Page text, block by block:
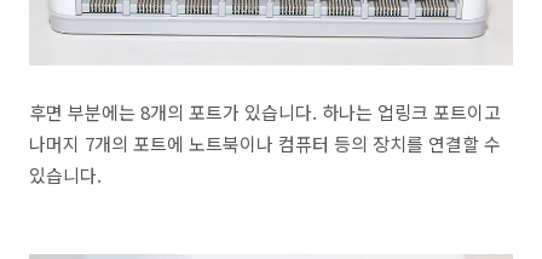
후면 부분에는 8개의 포트가 있습니다. 하나는 업링크 포트이고
나머지 7개의 포트에 노트북이나 컴퓨터 등의 장치를 연결할 수
있습니다.